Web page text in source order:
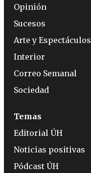
Opinión
Sucesos
Arte y Espectáculos
Interior
Correo Semanal
Sociedad
Temas
Editorial ÚH
Noticias positivas
Pódcast ÚH